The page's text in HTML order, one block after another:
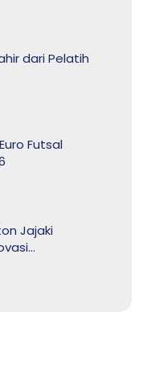
dari Pelatih
Futsal
Jajaki